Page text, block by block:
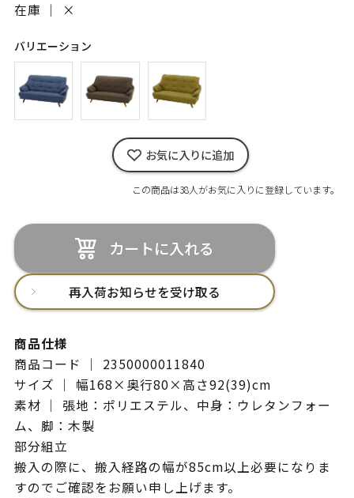
在庫 ｜
×
バリエーション
お気に入りに追加
この商品は38人がお気に入りに登録しています。
カートに入れる
再入荷お知らせを受け取る
商品仕様
商品コード ｜ 2350000011840
サイズ ｜ 幅168×奥行80×高さ92(39)cm
素材 ｜ 張地：ポリエステル、中身：ウレタンフォー
ム、脚：木製
部分組立
搬入の際に、搬入経路の幅が85cm以上必要になりま
すのでご確認をお願い申し上げます。